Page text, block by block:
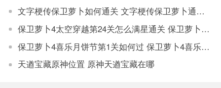
文字梗传保卫萝卜如何通关 文字梗传保卫萝卜通关方法
保卫萝卜4太空穿越第24关怎么满星通关 保卫萝卜4太空穿越第24关满星技巧
保卫萝卜4喜乐月饼节第1关如何过 保卫萝卜4喜乐月饼节第1关过关方法
天遒宝藏原神位置 原神天遒宝藏在哪